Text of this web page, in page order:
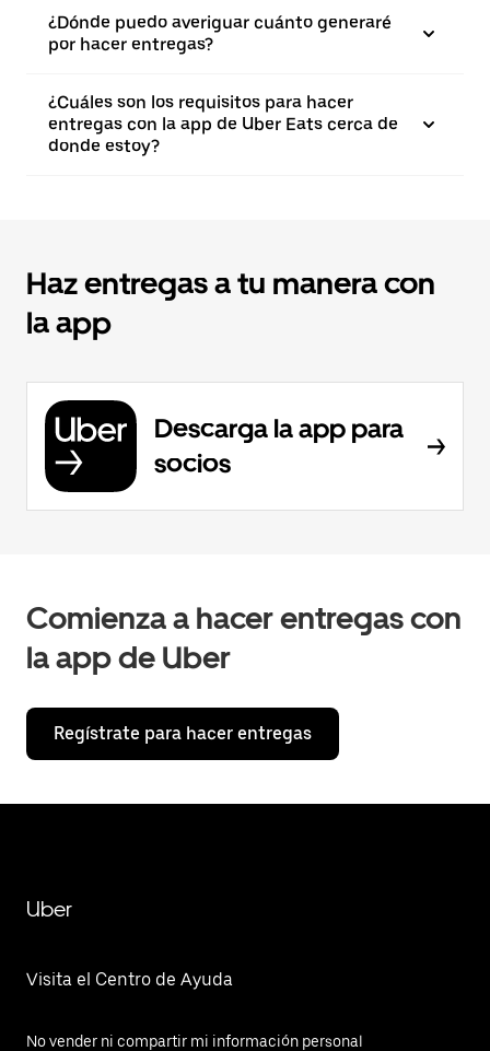
¿Dónde puedo averiguar cuánto generaré
por hacer entregas?
¿Cuáles son los requisitos para hacer
entregas con la app de Uber Eats cerca de
donde estoy?
Haz entregas a tu manera con
la app
Descarga la app para
socios
Comienza a hacer entregas con
la app de Uber
Regístrate para hacer entregas
Uber
Visita el Centro de Ayuda
No vender ni compartir mi información personal